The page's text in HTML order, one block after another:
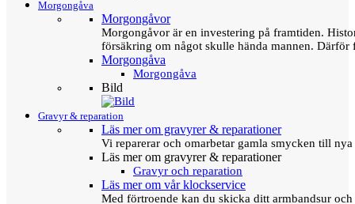
Morgongåva
Morgongåvor
Morgongåvor är en investering på framtiden.
försäkring om något skulle hända mannen.
Morgongåva
Morgongåva
Bild
Gravyr & reparation
Läs mer om gravyrer & reparationer
Vi reparerar och omarbetar gamla smycken till
Läs mer om gravyrer & reparationer
Gravyr och reparation
Läs mer om vår klockservice
Med förtroende kan du skicka ditt armbandsur